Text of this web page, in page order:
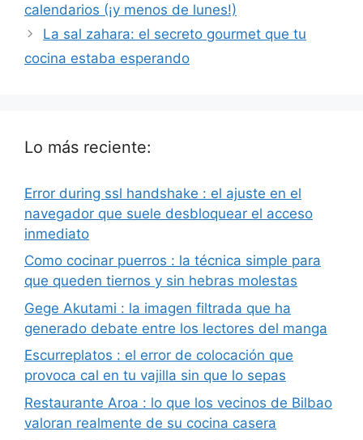
calendarios (¡y menos de lunes!)
La sal zahara: el secreto gourmet que tu
cocina estaba esperando
Lo más reciente:
Error during ssl handshake : el ajuste en el
navegador que suele desbloquear el acceso
inmediato
Como cocinar puerros : la técnica simple para
que queden tiernos y sin hebras molestas
Gege Akutami : la imagen filtrada que ha
generado debate entre los lectores del manga
Escurreplatos : el error de colocación que
provoca cal en tu vajilla sin que lo sepas
Restaurante Aroa : lo que los vecinos de Bilbao
valoran realmente de su cocina casera